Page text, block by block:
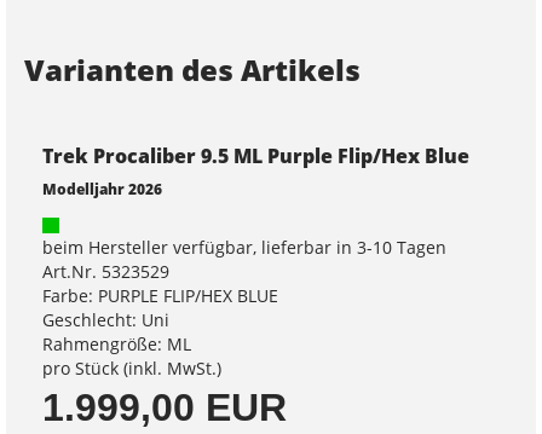
Varianten des Artikels
Trek Procaliber 9.5 ML Purple Flip/Hex Blue
Modelljahr 2026
beim Hersteller verfügbar, lieferbar in 3-10 Tagen
Art.Nr. 5323529
Farbe: PURPLE FLIP/HEX BLUE
Geschlecht: Uni
Rahmengröße: ML
pro Stück (inkl. MwSt.)
1.999,00 EUR